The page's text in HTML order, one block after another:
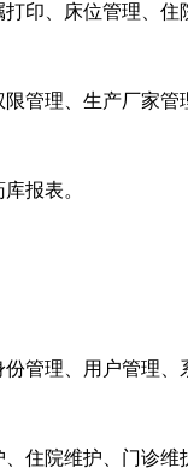
印、床位管理、
管理、生产厂家管
报表。
管理、用户管理、
住院维护、门诊维